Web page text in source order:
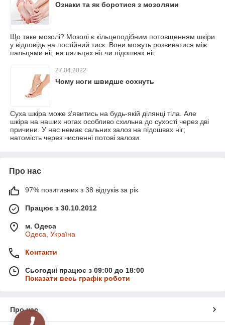
Ознаки та як боротися з мозолями
Що таке мозолі? Мозолі є кільцеподібним потовщенням шкіри
у відповідь на постійний тиск. Вони можуть розвиватися між
пальцями ніг, на пальцях ніг чи підошвах ніг.
27.04.2022
Чому ноги швидше сохнуть
Суха шкіра може з'явитись на будь-якій ділянці тіла. Але
шкіра на наших ногах особливо схильна до сухості через дві
причини. У нас немає сальних залоз на підошвах ніг;
натомість через численні потові залози.
Про нас
97% позитивних з 38 відгуків за рік
Працює з 30.10.2012
м. Одеса
Одеса, Україна
Контакти
Сьогодні працює з 09:00 до 18:00
Показати весь графік роботи
Про нас